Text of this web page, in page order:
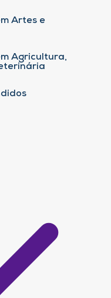
Artes e
Agricultura,